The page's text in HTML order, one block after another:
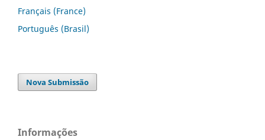
Français (France)
Português (Brasil)
Nova Submissão
Informações